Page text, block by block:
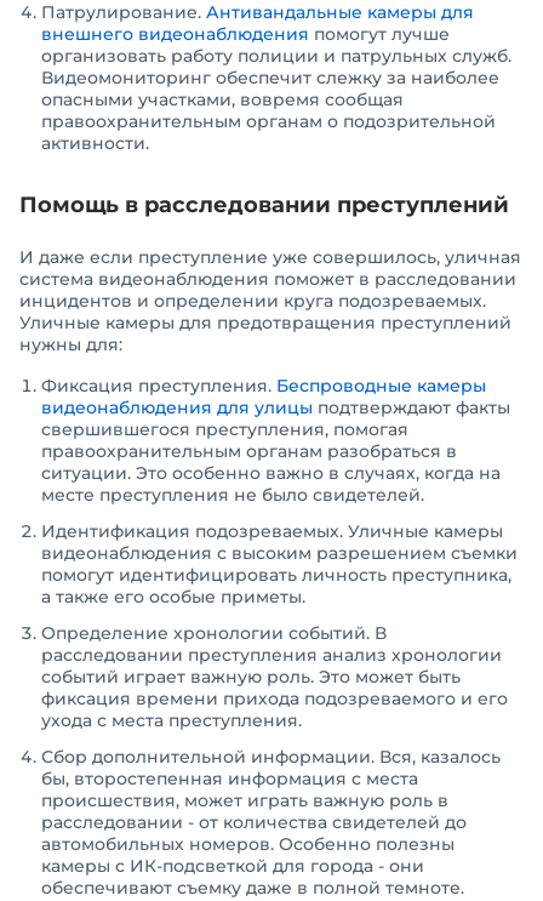
Патрулирование. Антивандальные камеры для
внешнего видеонаблюдения помогут лучше
организовать работу полиции и патрульных служб.
Видеомониторинг обеспечит слежку за наиболее
опасными участками, вовремя сообщая
правоохранительным органам о подозрительной
активности.
Помощь в расследовании преступлений
И даже если преступление уже совершилось, уличная
система видеонаблюдения поможет в расследовании
инцидентов и определении круга подозреваемых.
Уличные камеры для предотвращения преступлений
нужны для:
Фиксация преступления. Беспроводные камеры
видеонаблюдения для улицы подтверждают факты
свершившегося преступления, помогая
правоохранительным органам разобраться в
ситуации. Это особенно важно в случаях, когда на
месте преступления не было свидетелей.
Идентификация подозреваемых. Уличные камеры
видеонаблюдения с высоким разрешением съемки
помогут идентифицировать личность преступника,
а также его особые приметы.
Определение хронологии событий. В
расследовании преступления анализ хронологии
событий играет важную роль. Это может быть
фиксация времени прихода подозреваемого и его
ухода с места преступления.
Сбор дополнительной информации. Вся, казалось
бы, второстепенная информация с места
происшествия, может играть важную роль в
расследовании - от количества свидетелей до
автомобильных номеров. Особенно полезны
камеры с ИК-подсветкой для города - они
обеспечивают съемку даже в полной темноте.